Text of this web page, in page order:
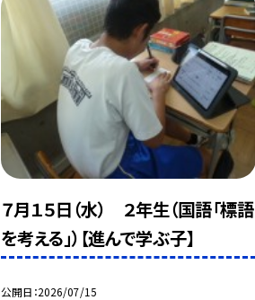
７月１５日（水） ２年生（国語「標語
を考える」）【進んで学ぶ子】
公開日 2026/07/15